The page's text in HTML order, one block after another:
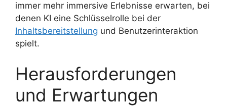
immer mehr immersive Erlebnisse erwarten, bei
denen KI eine Schlüsselrolle bei der
Inhaltsbereitstellung und Benutzerinteraktion
spielt.
Herausforderungen
und Erwartungen